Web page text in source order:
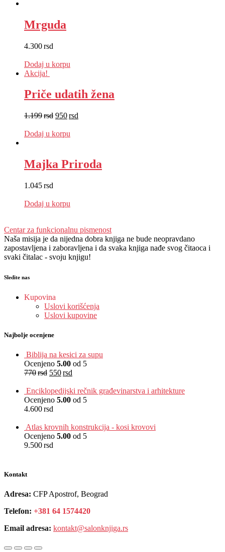
Mrguda
4.300rsd
Dodaj u korpu
Akcija!
Priče udatih žena
1.199rsd 950rsd
Dodaj u korpu
Majka Priroda
1.045rsd
Dodaj u korpu
Centar za funkcionalnu pismenost
Naša misija je da nijedna dobra knjiga ne bude neopravdano
zapostavljena i zaboravljena i da svaka knjiga nađe svog čitaoca i
svaki čitalac - svoju knjigu!
Sledite nas
Kupovina
Uslovi korišćenja
Uslovi kupovine
Najbolje ocenjene
Biblija na kesici za supu
Ocenjeno 5.00 od 5
770rsd 550rsd
Enciklopedijski rečnik građevinarstva i arhitekture
Ocenjeno 5.00 od 5
4.600rsd
Atlas krovnih konstrukcija - kosi krovovi
Ocenjeno 5.00 od 5
9.500rsd
Kontakt
Adresa: CFP Apostrof, Beograd
Telefon: +381 64 1574420
Email adresa: kontakt@salonknjiga.rs